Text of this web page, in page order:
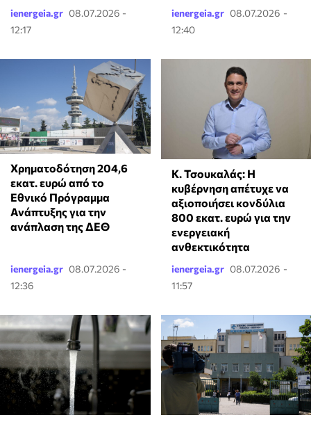
ienergeia.gr 08.07.2026 -
12:17
ienergeia.gr 08.07.2026 -
12:40
Χρηματοδότηση 204,6
εκατ. ευρώ από το
Εθνικό Πρόγραμμα
Ανάπτυξης για την
ανάπλαση της ΔΕΘ
ienergeia.gr 08.07.2026 -
12:36
Κ. Τσουκαλάς: Η
κυβέρνηση απέτυχε να
αξιοποιήσει κονδύλια
800 εκατ. ευρώ για την
ενεργειακή
ανθεκτικότητα
ienergeia.gr 08.07.2026 -
11:57